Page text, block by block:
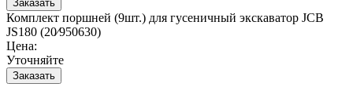
Комплект поршней (9шт.) для гусеничный экскаватор JCB
JS180 (20⁄950630)
Цена:
Уточняйте